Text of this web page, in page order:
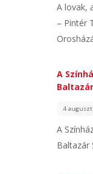
A lovak,
– Pintér
A
4
A
Baltazár